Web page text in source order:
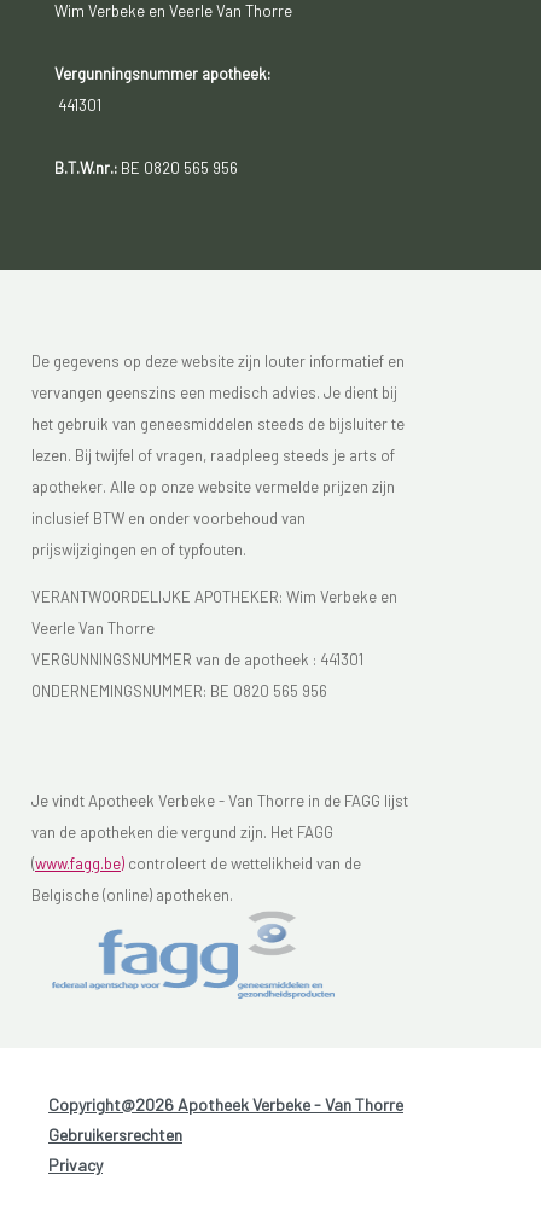
Wim Verbeke en Veerle Van Thorre
Vergunningsnummer apotheek:
441301
B.T.W.nr.:BE 0820 565 956
De gegevens op deze website zijn louter informatief en
vervangen geenszins een medisch advies. Je dient bij
het gebruik van geneesmiddelen steeds de bijsluiter te
lezen. Bij twijfel of vragen, raadpleeg steeds je arts of
apotheker. Alle op onze website vermelde prijzen zijn
inclusief BTW en onder voorbehoud van
prijswijzigingen en of typfouten.
VERANTWOORDELIJKE APOTHEKER: Wim Verbeke en
Veerle Van Thorre
VERGUNNINGSNUMMER van de apotheek : 441301
ONDERNEMINGSNUMMER: BE 0820 565 956
Je vindt Apotheek Verbeke - Van Thorre in de FAGG lijst
van de apotheken die vergund zijn. Het FAGG
(www.fagg.be) controleert de wettelikheid van de
Belgische (online) apotheken.
Copyright@2026 Apotheek Verbeke - Van Thorre
Gebruikersrechten
Privacy